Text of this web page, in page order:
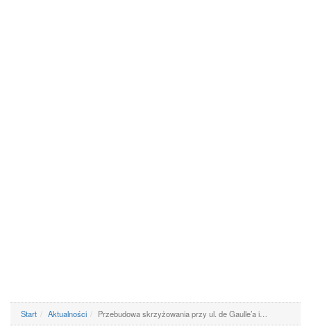
Start Aktualności Przebudowa skrzyżowania przy ul. de Gaulle’a i…